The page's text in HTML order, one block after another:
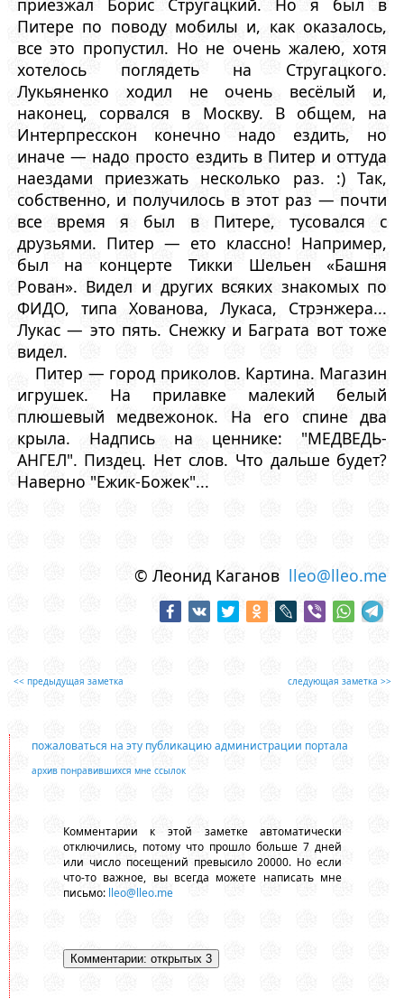
приезжал Борис Стругацкий. Но я был в
Питере по поводу мобилы и, как оказалось,
все это пропустил. Но не очень жалею, хотя
хотелось поглядеть на Стругацкого.
Лукьяненко ходил не очень весёлый и,
наконец, сорвался в Москву. В общем, на
Интерпресскон конечно надо ездить, но
иначе — надо просто ездить в Питер и оттуда
наездами приезжать несколько раз. :) Так,
собственно, и получилось в этот раз — почти
все время я был в Питере, тусовался с
друзьями. Питер — ето классно! Например,
был на концерте Тикки Шельен «Башня
Рован». Видел и других всяких знакомых по
ФИДО, типа Хованова, Лукаса, Стрэнжера...
Лукас — это пять. Снежку и Баграта вот тоже
видел.
Питер — город приколов. Картина. Магазин
игрушек. На прилавке малекий белый
плюшевый медвежонок. На его спине два
крыла. Надпись на ценнике: "МЕДВЕДЬ-
АНГЕЛ". Пиздец. Нет слов. Что дальше будет?
Наверно "Ежик-Божек"...
© Леонид Каганов lleo@lleo.me
<< предыдущая заметка следующая заметка >>
пожаловаться на эту публикацию администрации портала
архив понравившихся мне ссылок
Комментарии к этой заметке автоматически
отключились, потому что прошло больше 7 дней
или число посещений превысило 20000. Но если
что-то важное, вы всегда можете написать мне
письмо: lleo@lleo.me